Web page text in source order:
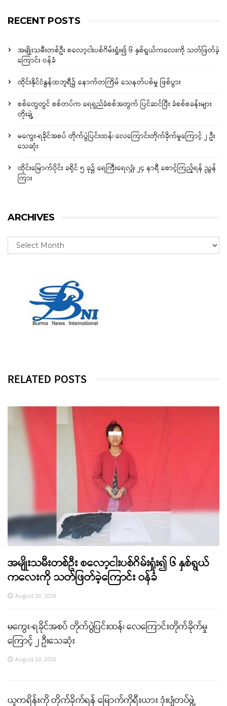
RECENT POSTS
အမျိုးသမီးတစ်ဦး စလော့ငါးပစ်ဂိမ်းရှုံး၍ ၆ နှစ်ရွယ်ကလေးကို သတ်ဖြတ်ခဲ့
ကြောင်း ဝန်ခံ
ထိုင်းနိုင်ငံနွန်ထဘူရီ၌ နောက်တကြိမ် သေနတ်ပစ်မှု ဖြစ်ပွား
စစ်တွေတွင် စစ်တပ်က ရေရှည်ခံစစ်အတွက် ပြင်ဆင်ပြီး ခံစစ်စခန်းများ
တိုးချဲ့
မကွေး-ရခိုင်အစပ် တိုက်ပွဲပြင်းထန်၊ လေကြောင်းတိုက်ခိုက်မှုကြောင့် ၂ ဦး
သေဆုံး
ထိုင်းမြောက်ပိုင်း ခရိုင် ၅ ခု၌ ရေကြီးရေလျှံ၊ ၂၄ နာရီ စောင့်ကြည့်ရန် ညွှန်
ကြား
ARCHIVES
RELATED POSTS
အမျိုးသမီးတစ်ဦး စလော့ငါးပစ်ဂိမ်းရှုံး၍ ၆ နှစ်ရွယ်
ကလေးကို သတ်ဖြတ်ခဲ့ကြောင်း ဝန်ခံ
August 10, 2026
မကွေး-ရခိုင်အစပ် တိုက်ပွဲပြင်းထန်၊ လေကြောင်းတိုက်ခိုက်မှု
ကြောင့် ၂ ဦးသေဆုံး
August 10, 2026
ယူကရိန်းကို တိုက်ခိုက်ရန် မြောက်ကိုရီးယား ဒုံးပျံတပ်ဖွဲ့